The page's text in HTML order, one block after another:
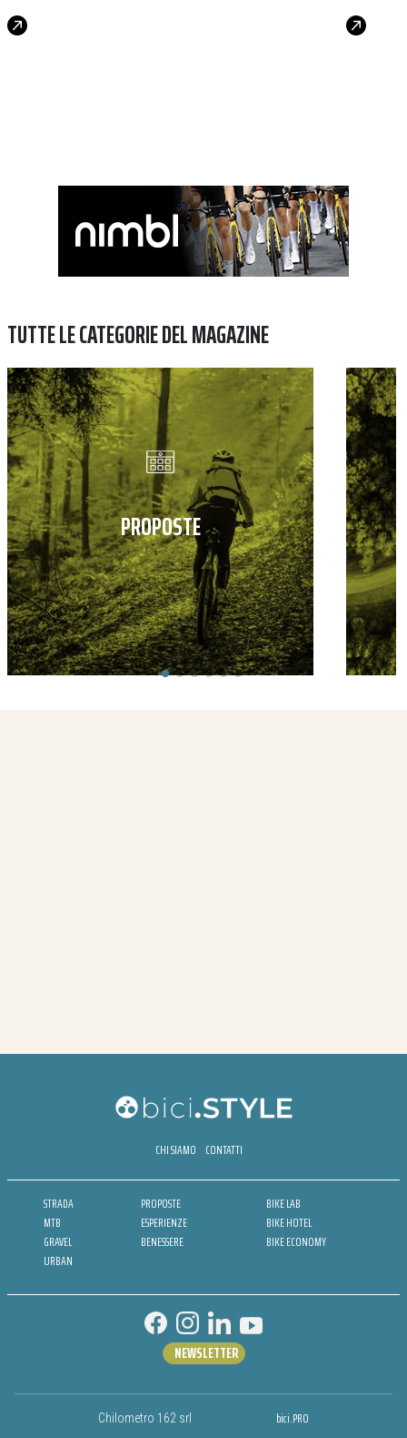
TUTTE LE CATEGORIE DEL MAGAZINE
PROPOSTE
CHI SIAMO CONTATTI
STRADA
MTB
GRAVEL
URBAN
PROPOSTE
ESPERIENZE
BENESSERE
BIKE LAB
BIKE HOTEL
BIKE ECONOMY
Chilometro 162 srl bici.PRO
NEWSLETTER